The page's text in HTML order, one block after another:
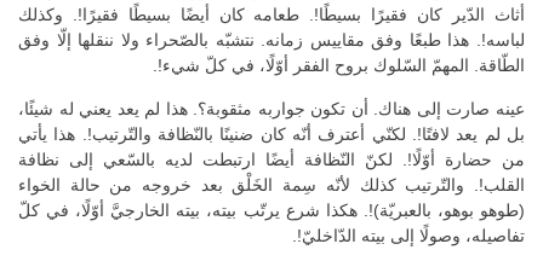
أثاث الدّير كان فقيرًا بسيطًا!. طعامه كان أيضًا بسيطًا فقيرًا!. وكذلك
لباسه!. هذا طبعًا وفق مقاييس زمانه. نتشبّه بالصّحراء ولا ننقلها إلّا وفق
الطّاقة. المهمّ السّلوك بروح الفقر أوّلًا، في كلّ شيء!.
عينه صارت إلى هناك. أن تكون جواربه مثقوبة؟. هذا لم يعد يعني له شيئًا،
بل لم يعد لافتًا!. لكنّي أعترف أنّه كان ضنينًا بالنّظافة والتّرتيب!. هذا يأتي
من حضارة أوّلًا!. لكنّ النّظافة أيضًا ارتبطت لديه بالسّعي إلى نظافة
القلب!. والتّرتيب كذلك لأنّه سِمة الخَلْق بعد خروجه من حالة الخواء
(طوهو بوهو، بالعبريّة)!. هكذا شرع يرتّب بيته، بيته الخارجيَّ أوّلًا، في كلّ
تفاصيله، وصولًا إلى بيته الدّاخليّ!.